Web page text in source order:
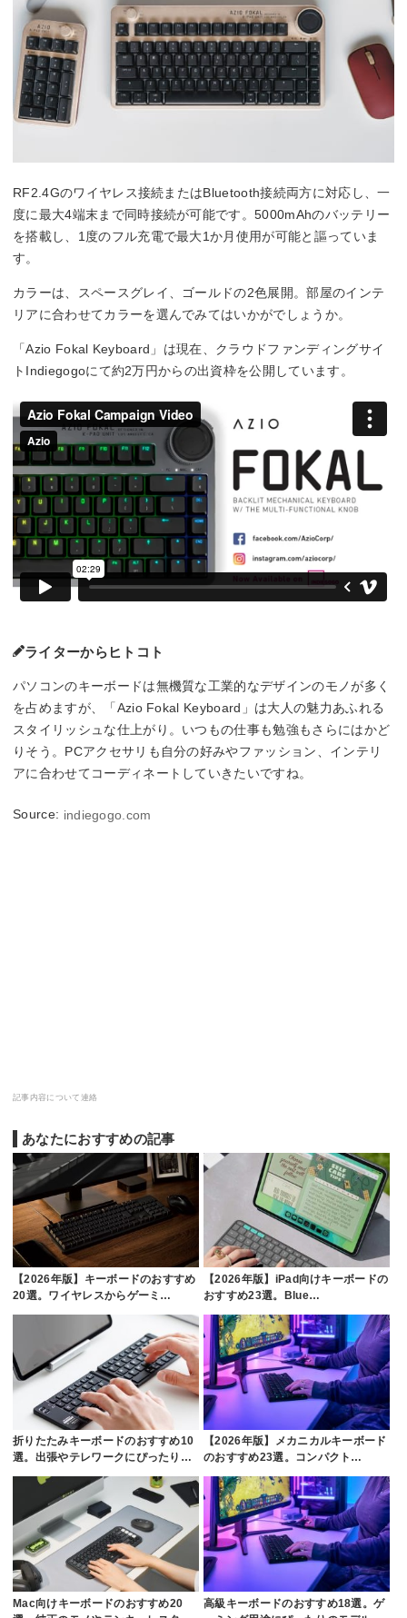
RF2.4Gのワイヤレス接続またはBluetooth接続両方に対応し、一
度に最大4端末まで同時接続が可能です。5000mAhのバッテリー
を搭載し、1度のフル充電で最大1か月使用が可能と謳っていま
す。
カラーは、スペースグレイ、ゴールドの2色展開。部屋のインテ
リアに合わせてカラーを選んでみてはいかがでしょうか。
「Azio Fokal Keyboard」は現在、クラウドファンディングサイ
トIndiegogoにて約2万円からの出資枠を公開しています。
ライターからヒトコト
パソコンのキーボードは無機質な工業的なデザインのモノが多く
を占めますが、「Azio Fokal Keyboard」は大人の魅力あふれる
スタイリッシュな仕上がり。いつもの仕事も勉強もさらにはかど
りそう。PCアクセサリも自分の好みやファッション、インテリ
アに合わせてコーディネートしていきたいですね。
Source: indiegogo.com
記事内容について連絡
あなたにおすすめの記事
【2026年版】キーボードのおすすめ
20選。ワイヤレスからゲーミ…
【2026年版】iPad向けキーボードの
おすすめ23選。Blue…
折りたたみキーボードのおすすめ10
選。出張やテレワークにぴったり…
【2026年版】メカニカルキーボード
のおすすめ23選。コンパクト…
Mac向けキーボードのおすすめ20
高級キーボードのおすすめ18選。ゲ